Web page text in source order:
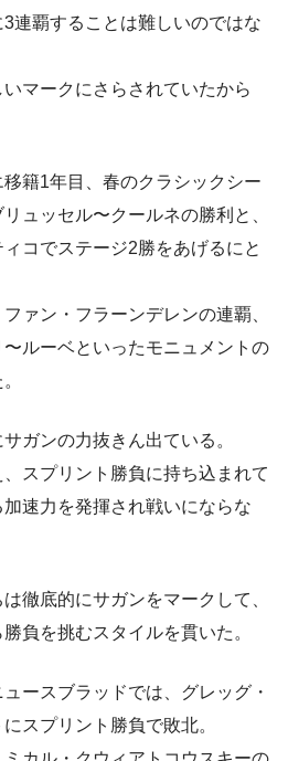
連覇することは難しいのではな
マークにさらされていたから
籍1年目、春のクラシックシー
ュッセル〜クールネの勝利と、
コでステージ2勝をあげるにと
ァン・フラーンデレンの連覇、
ルーベといったモニュメントの
ガンの力抜きん出ている。
スプリント勝負に持ち込まれて
速力を発揮され戦いにならな
徹底的にサガンをマークして、
負を挑むスタイルを貫いた。
ースブラッドでは、グレッグ・
スプリント勝負で敗北。